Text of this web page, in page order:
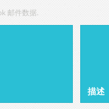
邮件数据.
描述